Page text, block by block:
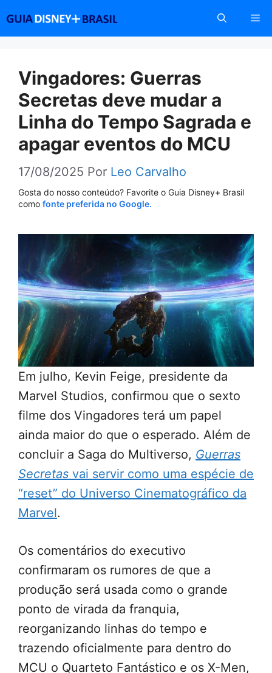
conteúdo
Vingadores: Guerras
Secretas deve mudar a
Linha do Tempo Sagrada e
apagar eventos do MCU
17/08/2025 Por Leo Carvalho
Gosta do nosso conteúdo? Favorite o Guia Disney+ Brasil
como fonte preferida no Google.
Em julho, Kevin Feige, presidente da
Marvel Studios, confirmou que o sexto
filme dos Vingadores terá um papel
ainda maior do que o esperado. Além de
concluir a Saga do Multiverso, Guerras
Secretas vai servir como uma espécie de
“reset” do Universo Cinematográfico da
Marvel.
Os comentários do executivo
confirmaram os rumores de que a
produção será usada como o grande
ponto de virada da franquia,
reorganizando linhas do tempo e
trazendo oficialmente para dentro do
MCU o Quarteto Fantástico e os X-Men,